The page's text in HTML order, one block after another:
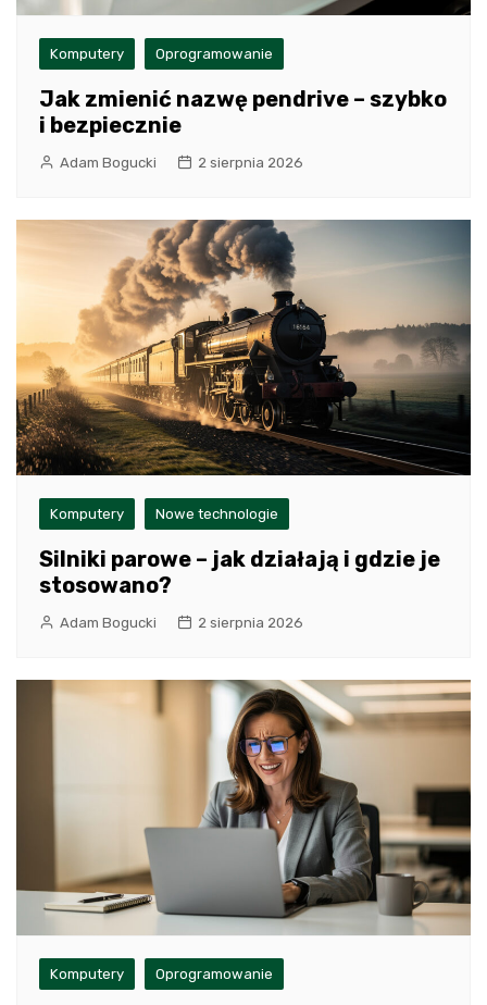
Komputery Oprogramowanie
Jak zmienić nazwę pendrive – szybko
i bezpiecznie
Adam Bogucki 2 sierpnia 2026
Komputery Nowe technologie
Silniki parowe – jak działają i gdzie je
stosowano?
Adam Bogucki 2 sierpnia 2026
Komputery Oprogramowanie